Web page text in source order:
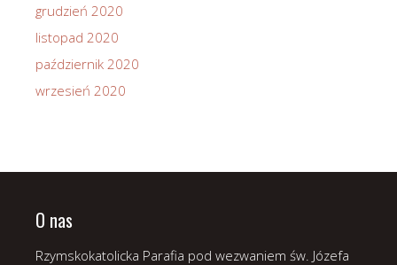
grudzień 2020
listopad 2020
październik 2020
wrzesień 2020
O nas
Rzymskokatolicka Parafia pod wezwaniem św. Józefa